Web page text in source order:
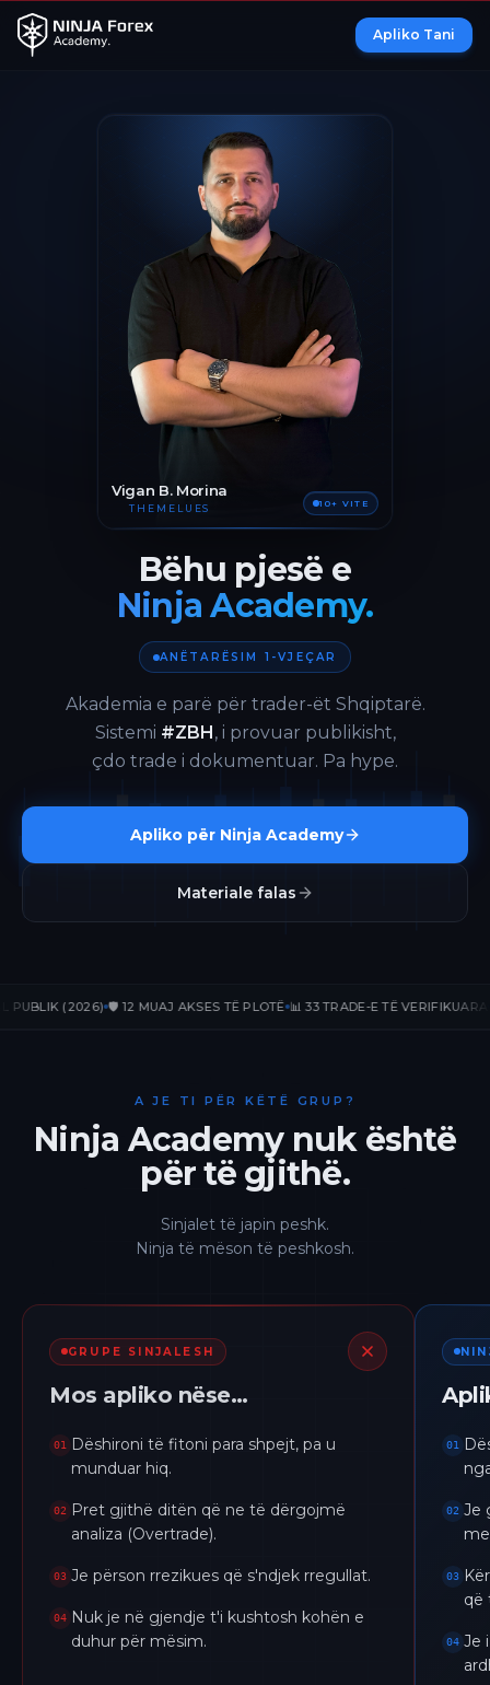
Apliko Tani
Vigan B. Morina
THEMELUES 10+ VITE
Bëhu pjesë e
Ninja Academy.
ANËTARËSIM 1-VJEÇAR
Akademia e parë për trader-ët Shqiptarë.
Sistemi #ZBH, i provuar publikisht,
çdo trade i dokumentuar. Pa hype.
Apliko për Ninja Academy
Materiale falas
(2026) 🛡️ 12 MUAJ AKSES TË PLOTË 📊 33 TRADE-E TË VERIFIKUARA 📈
A JE TI PËR KËTË GRUP?
Ninja Academy nuk është
për të gjithë.
Sinjalet të japin peshk.
Ninja të mëson të peshkosh.
GRUPE SINJALESH
Mos apliko nëse…
01
Dëshironi të fitoni para shpejt, pa u
munduar hiq.
02
Pret gjithë ditën që ne të dërgojmë
analiza (Overtrade).
03 Je përson rrezikues që s'ndjek rregullat.
04 Nuk je në gjendje t'i kushtosh kohën e
duhur për mësim.
01
02 Je
03
që
04 Je